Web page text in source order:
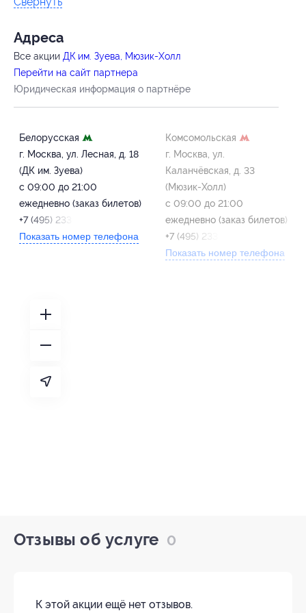
Адресa
Все акции ДК им. Зуева, Мюзик-Холл
Перейти на сайт партнера
Юридическая информация о партнёре
Белорусская
г. Москва, ул. Лесная, д. 18
(ДК им. Зуева)
с 09:00 до 21:00
ежедневно (заказ билетов)
+7 (495) 233-48-33
Показать номер телефона
Комсомольская
г. Москва, ул.
Каланчёвская, д. 33
(Мюзик-Холл)
с 09:00 до 21:00
ежедневно (заказ билетов)
+7 (495) 233-48-33
Показать номер телефона
Отзывы об услуге 0
К этой акции ещё нет отзывов.